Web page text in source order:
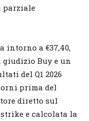
parziale
intorno a €37,40,
Buy e un
del Q1 2026
prima del
diretto sul
e calcolata la